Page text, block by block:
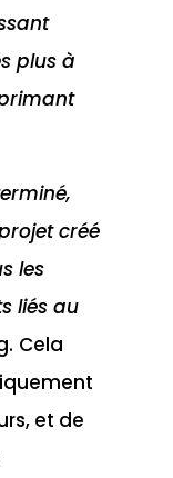
plus à
créé
les
liés au
Cela
et de